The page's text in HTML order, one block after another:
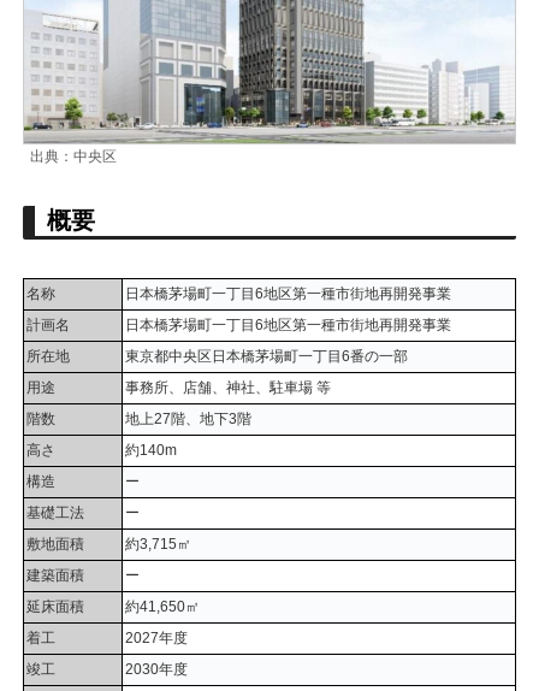
出典：中央区
概要
名称
日本橋茅場町一丁目6地区第一種市街地再開発事業
計画名
日本橋茅場町一丁目6地区第一種市街地再開発事業
所在地
東京都中央区日本橋茅場町一丁目6番の一部
用途
事務所、店舗、神社、駐車場 等
階数
地上27階、地下3階
高さ
約140m
構造
ー
基礎工法
ー
敷地面積
約3,715㎡
建築面積
ー
延床面積
約41,650㎡
着工
2027年度
竣工
2030年度